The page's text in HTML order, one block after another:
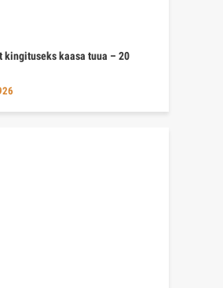
kingituseks kaasa tuua – 20